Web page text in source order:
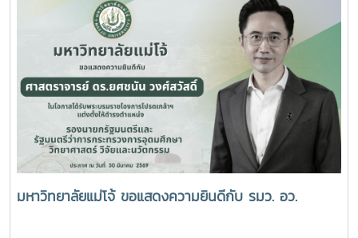
มหาวิทยาลัยแม่โจ้ ขอแสดงความยินดีกับ รมว. อว.